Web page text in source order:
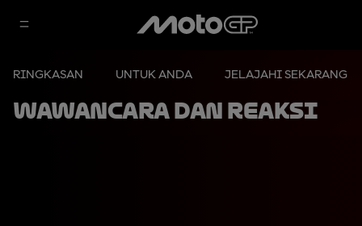
RINGKASAN UNTUK ANDA JELAJAHI SEKARANG
Wawancara dan Reaksi